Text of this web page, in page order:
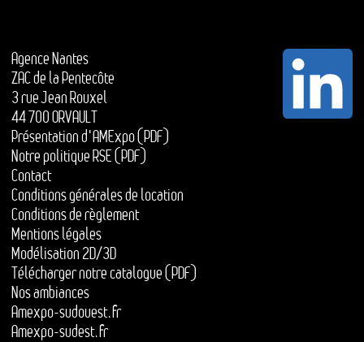
Agence Nantes
ZAC de la Pentecôte
3 rue Jean Rouxel
44 700 ORVAULT
Présentation d'AMExpo (PDF)
Notre politique RSE (PDF)
Contact
Conditions générales de location
Conditions de règlement
Mentions légales
Modélisation 2D/3D
Télécharger notre catalogue (PDF)
Nos ambiances
Amexpo-sudouest.fr
Amexpo-sudest.fr